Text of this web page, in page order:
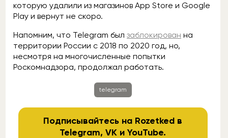
которую удалили из магазинов App Store и Google
Play и вернут не скоро.
Напомним, что Telegram был заблокирован на
территории России с 2018 по 2020 год, но,
несмотря на многочисленные попытки
Роскомнадзора, продолжал работать.
telegram
Подписывайтесь на Rozetked в
Telegram,VK иYouTube.